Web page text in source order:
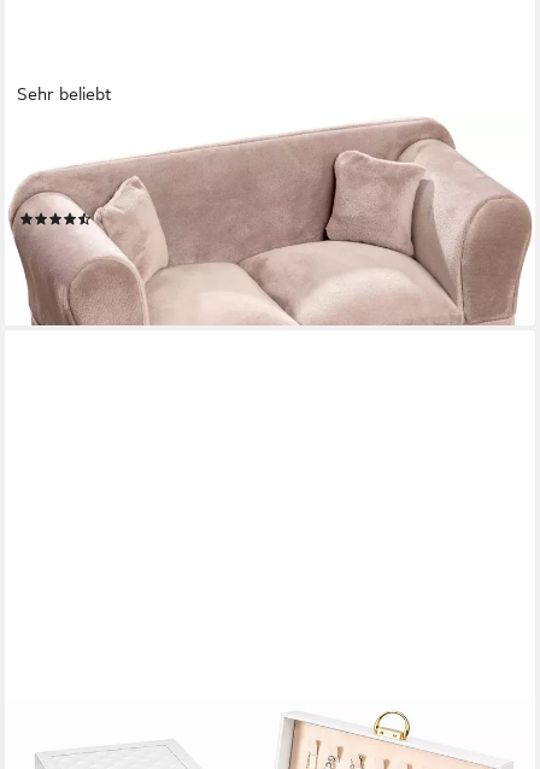
Sehr beliebt
Schmuckkasten Deko Sofa mit samtigen Bezug, 24x10x13,5cm,
Aufbewahrung für Schmuck und Kleinigkeiten
(31)
22,99 € UVP 30,99 €
-26%
lieferbar - in 1-2 Werktagen bei dir
Schmuckkasten Schmuckkästchen 3 Ebenen,